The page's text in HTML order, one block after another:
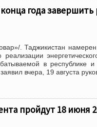
года завершить
. Таджикистан намерен
в республике и
вчера, 19 августа
пройдут 18 июня